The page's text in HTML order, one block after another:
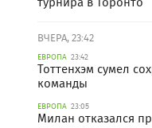
ВЧЕРА, 23:42
ЕВРОПА 23:42
Тоттенхэм сумел
команды
ЕВРОПА 23:05
Милан отказался